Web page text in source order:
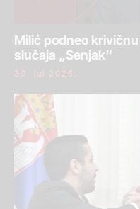
Milić podneo
slučaja „Senjak“
30. jul 2026.